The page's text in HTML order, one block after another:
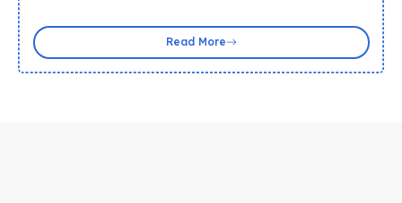
Read More